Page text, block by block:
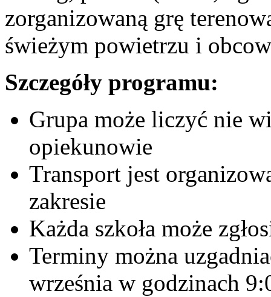
zorganizowaną grę
świeżym powietrzu i
Szczegóły programu:
Grupa może liczyć nie
opiekunowie
Transport jest
zakresie
Każda szkoła może
Terminy można
września w godzinach